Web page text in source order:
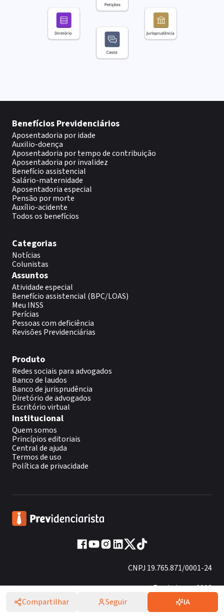
Compartilhar Seguir IA
Benefícios Previdenciários
Aposentadoria por idade
Auxilio-doença
Aposentadoria por tempo de contribuição
Aposentadoria por invalidez
Benefício assistencial
Salário-maternidade
Aposentadoria especial
Pensão por morte
Auxílio-acidente
Todos os benefícios
Categorias
Notícias
Colunistas
Assuntos
Atividade especial
Benefício assistencial (BPC/LOAS)
Meu INSS
Perícias
Pessoas com deficiência
Revisões Previdenciárias
Produto
Redes sociais para advogados
Banco de laudos
Banco de jurisprudência
Diretório de advogados
Escritório virtual
Institucional
Quem somos
Princípios editoriais
Central de ajuda
Termos de uso
Política de privacidade
CNPJ 19.765.871/0001-24
Fundado em 2013